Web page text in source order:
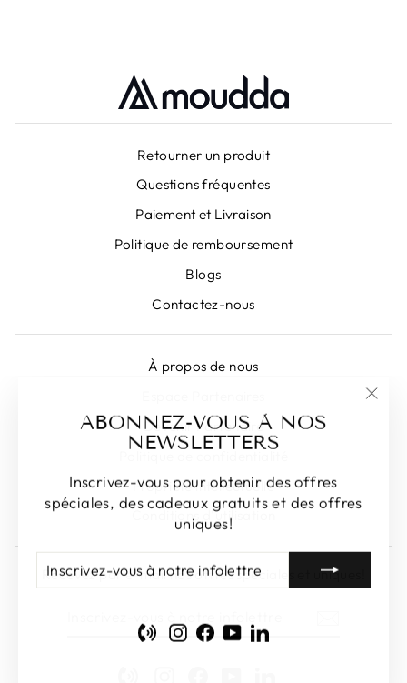
ABONNEZ-VOUS À NOS
NEWSLETTERS
Inscrivez-vous pour obtenir des offres
spéciales, des cadeaux gratuits et des offres
uniques!
VOUS
À
INFOLETTRE
PhoneInstagram
Facebook
YouTubeLinkedIn
Retourner un produit
Questions fréquentes
Paiement et Livraison
Politique de remboursement
Blogs
Contactez-nous
À propos de nous
Devenir Partenaire
Propriété intellectuelle
Conditions d'utilisation
Recevez par e-mail nos offres spéciales et uniques!